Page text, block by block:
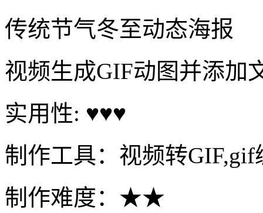
传统节气冬至动态海报
视频生成GIF动图并添加
实用性: ♥♥♥
制作工具：视频转GIF,gif
制作难度：★★